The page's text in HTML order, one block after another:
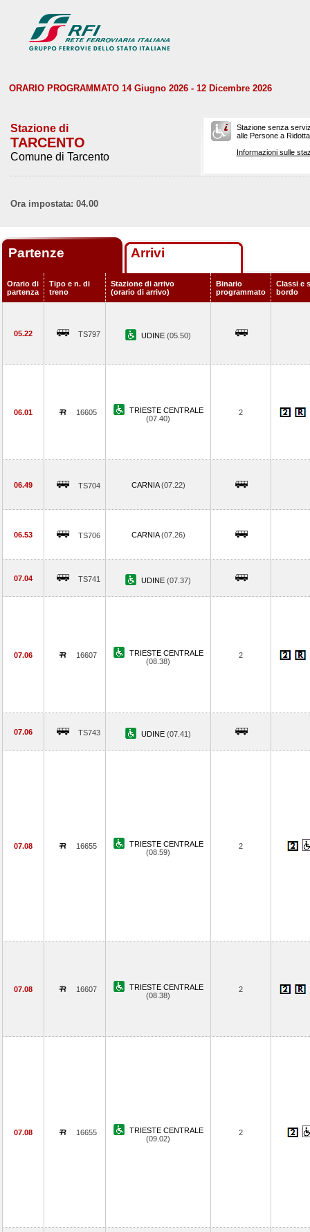
ORARIO PROGRAMMATO 14 Giugno 2026 - 12 Dicembre 2026
Stazione di
TARCENTO
Comune di Tarcento
Stazione senza
alle Persone a
Informazioni sulle
Ora impostata: 04.00
Partenze Arrivi
Orario di
partenza
Tipo e n. di
treno
Stazione di arrivo
(orario di arrivo)
Binario
programmato
Classi e
bordo
05.22 TS797 UDINE (05.50)
06.01 16605
TRIESTE CENTRALE
(07.40)
2
06.49 TS704 CARNIA(07.22)
06.53 TS706 CARNIA(07.26)
07.04 TS741 UDINE (07.37)
07.06 16607
TRIESTE CENTRALE
(08.38)
2
07.06 TS743 UDINE (07.41)
07.08 16655
TRIESTE CENTRALE
(08.59)
2
07.08 16607
TRIESTE CENTRALE
(08.38)
2
07.08 16655
TRIESTE CENTRALE
(09.02)
2